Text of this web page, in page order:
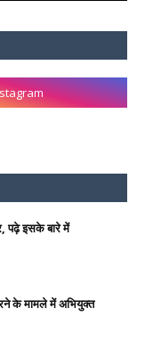
पढ़े इसके बारे में
के मामले में अभियुक्त